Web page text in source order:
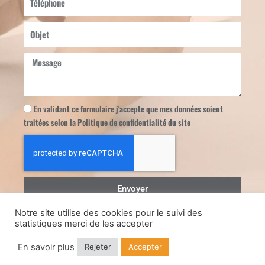
Message
En validant ce formulaire j'accepte que mes données soient
traitées selon la Politique de confidentialité du site
Envoyer
Copyright Repaira Mentions légales Politique de confidentialité
Developpement Lootsee.fr Graphiste Isabelle Marnieres
Notre site utilise des cookies pour le suivi des
statistiques merci de les accepter
En savoir plus Rejeter Accepter